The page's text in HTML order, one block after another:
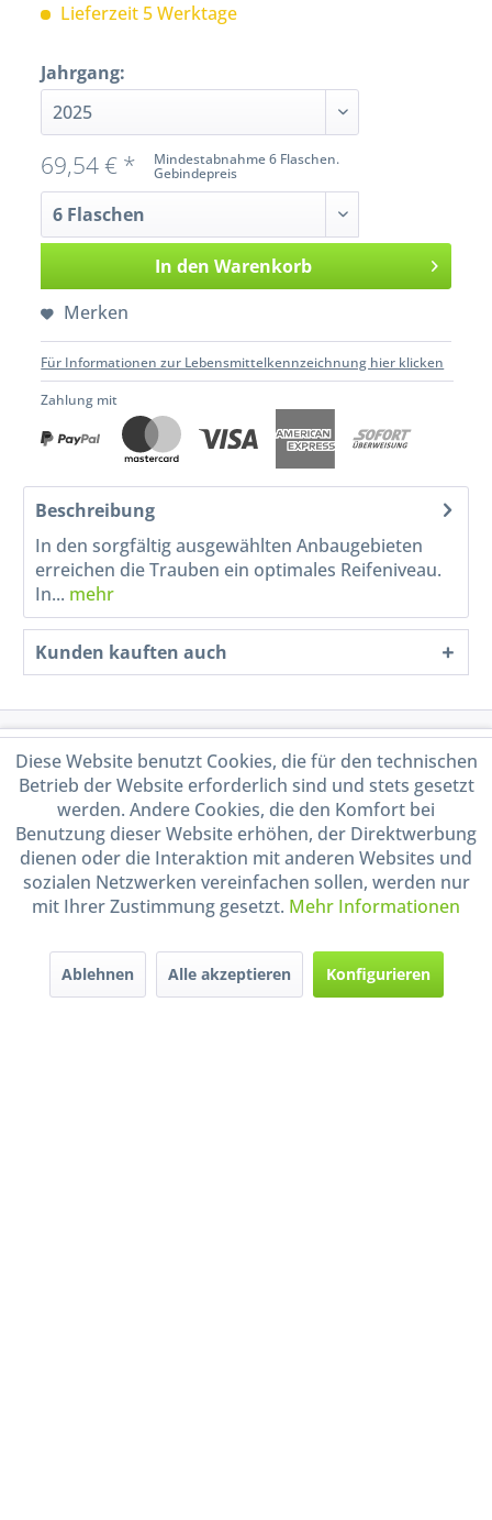
Lieferzeit 5 Werktage
Jahrgang:
Mindestabnahme 6 Flaschen.
Gebindepreis
69,54 € *
In den Warenkorb
Merken
Für Informationen zur Lebensmittelkennzeichnung hier klicken
Zahlung mit
Beschreibung
In den sorgfältig ausgewählten Anbaugebieten
erreichen die Trauben ein optimales Reifeniveau.
In... mehr
Kunden kauften auch
Service Hotline
Shop Service
Informationen
Handel mit BIO-Weinen
durch DE-ÖKO-009
Diese Website benutzt Cookies, die für den technischen
Betrieb der Website erforderlich sind und stets gesetzt
werden. Andere Cookies, die den Komfort bei
Benutzung dieser Website erhöhen, der Direktwerbung
dienen oder die Interaktion mit anderen Websites und
sozialen Netzwerken vereinfachen sollen, werden nur
mit Ihrer Zustimmung gesetzt. Mehr Informationen
Ablehnen Alle akzeptieren Konfigurieren